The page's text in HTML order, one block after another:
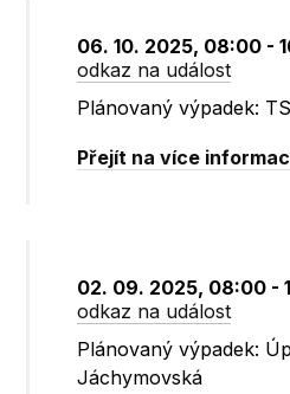
06. 10. 2025, 08:00 -
odkaz na událost
Plánovaný výpadek:
Přejít na více
02. 09. 2025, 08:00 -
odkaz na událost
Plánovaný výpadek:
Jáchymovská